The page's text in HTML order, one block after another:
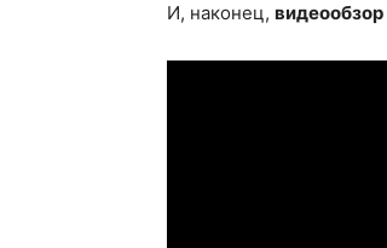
И, наконец, видеообзор